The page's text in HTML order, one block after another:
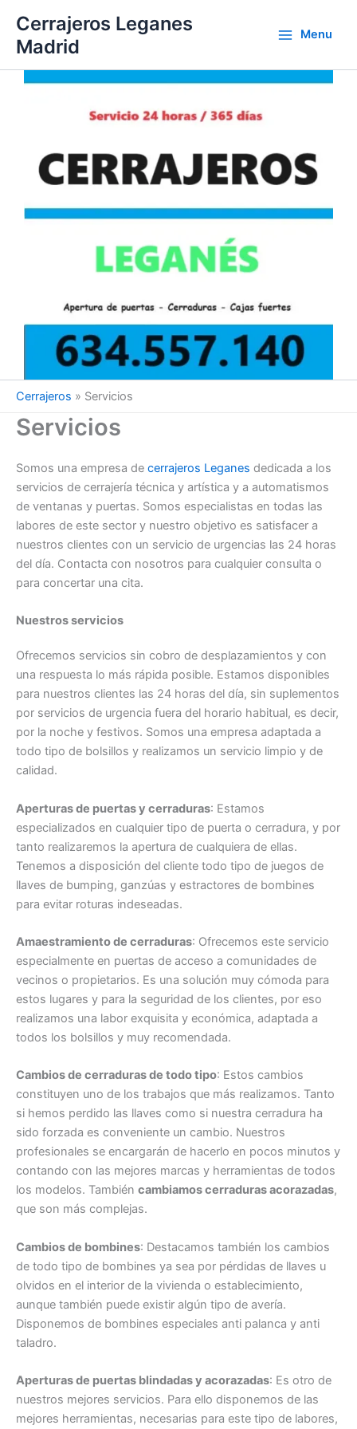
contenido
Cerrajeros Leganes
Madrid
Menu
Cerrajeros » Servicios
Servicios
Somos una empresa de cerrajeros Leganes dedicada a los
servicios de cerrajería técnica y artística y a automatismos
de ventanas y puertas. Somos especialistas en todas las
labores de este sector y nuestro objetivo es satisfacer a
nuestros clientes con un servicio de urgencias las 24 horas
del día. Contacta con nosotros para cualquier consulta o
para concertar una cita.
Nuestros servicios
Ofrecemos servicios sin cobro de desplazamientos y con
una respuesta lo más rápida posible. Estamos disponibles
para nuestros clientes las 24 horas del día, sin suplementos
por servicios de urgencia fuera del horario habitual, es decir,
por la noche y festivos. Somos una empresa adaptada a
todo tipo de bolsillos y realizamos un servicio limpio y de
calidad.
Aperturas de puertas y cerraduras: Estamos
especializados en cualquier tipo de puerta o cerradura, y por
tanto realizaremos la apertura de cualquiera de ellas.
Tenemos a disposición del cliente todo tipo de juegos de
llaves de bumping, ganzúas y estractores de bombines
para evitar roturas indeseadas.
Amaestramiento de cerraduras: Ofrecemos este servicio
especialmente en puertas de acceso a comunidades de
vecinos o propietarios. Es una solución muy cómoda para
estos lugares y para la seguridad de los clientes, por eso
realizamos una labor exquisita y económica, adaptada a
todos los bolsillos y muy recomendada.
Cambios de cerraduras de todo tipo: Estos cambios
constituyen uno de los trabajos que más realizamos. Tanto
si hemos perdido las llaves como si nuestra cerradura ha
sido forzada es conveniente un cambio. Nuestros
profesionales se encargarán de hacerlo en pocos minutos y
contando con las mejores marcas y herramientas de todos
los modelos. También cambiamos cerraduras acorazadas,
que son más complejas.
Cambios de bombines: Destacamos también los cambios
de todo tipo de bombines ya sea por pérdidas de llaves u
olvidos en el interior de la vivienda o establecimiento,
aunque también puede existir algún tipo de avería.
Disponemos de bombines especiales anti palanca y anti
taladro.
Aperturas de puertas blindadas y acorazadas: Es otro de
nuestros mejores servicios. Para ello disponemos de las
mejores herramientas, necesarias para este tipo de labores,